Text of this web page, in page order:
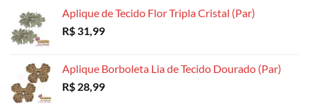
Aplique de Tecido Flor Tripla Cristal (Par)
R$ 31,99
Aplique Borboleta Lia de Tecido Dourado (Par)
R$ 28,99